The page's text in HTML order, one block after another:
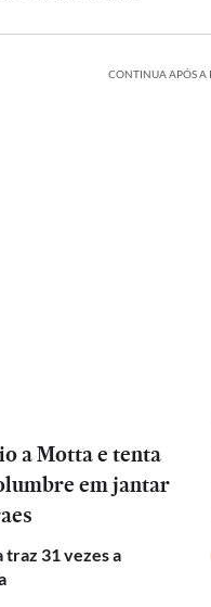
CONTINUA APÓS A
a Motta e tenta
em jantar
traz 31 vezes a